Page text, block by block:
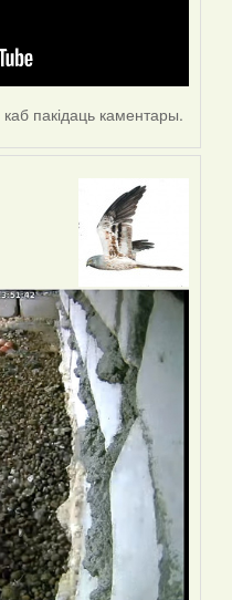
каб пакідаць каментары.